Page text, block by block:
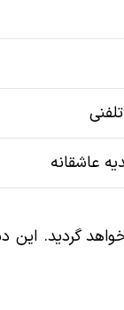
عاشقانه
گردید. این